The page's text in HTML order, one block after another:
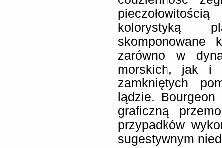
kolorystyką
skomponowane
zarówno w
morskich, jak i
zamkniętych
lądzie.
graficzną
przypadków
sugestywnym